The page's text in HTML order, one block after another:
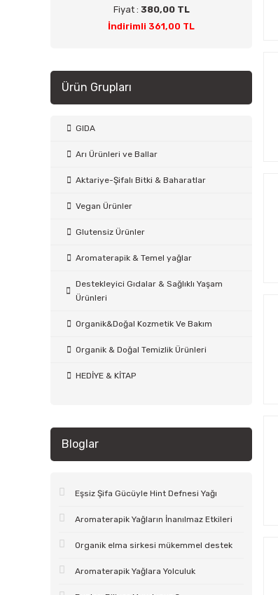
Fiyat : 380,00 TL
İndirimli 361,00 TL
Ürün Grupları
GIDA
Arı Ürünleri ve Ballar
Aktariye-Şifalı Bitki & Baharatlar
Vegan Ürünler
Glutensiz Ürünler
Aromaterapik & Temel yağlar
Destekleyici Gıdalar & Sağlıklı Yaşam
Ürünleri
Organik&Doğal Kozmetik Ve Bakım
Organik & Doğal Temizlik Ürünleri
HEDİYE & KİTAP
Bloglar
Eşsiz Şifa Gücüyle Hint Defnesi Yağı
Aromaterapik Yağların İnanılmaz Etkileri
Organik elma sirkesi mükemmel destek
Aromaterapik Yağlara Yolculuk